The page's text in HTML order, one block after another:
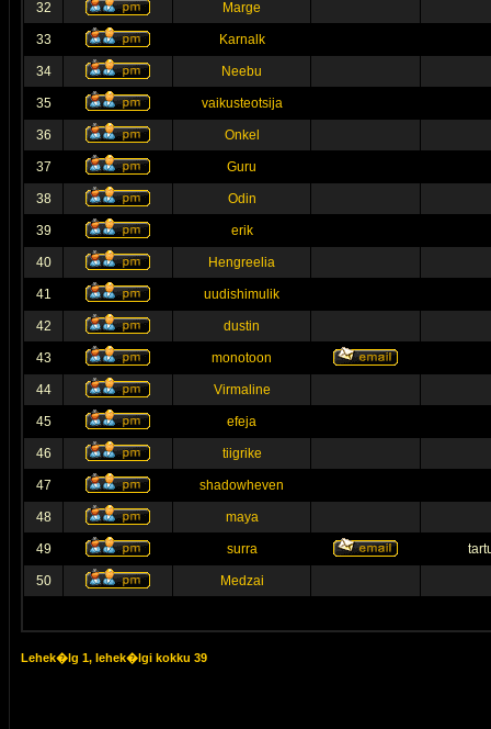
32 Marge
33 Karnalk
34 Neebu
35 vaikusteotsija
36 Onkel
37 Guru
38 Odin
39 erik
40 Hengreelia
41 uudishimulik
42 dustin
43 monotoon
44 Virmaline
45 efeja
46 tiigrike
47 shadowheven
48 maya
49 surra
50 Medzai
Lehek�lg 1, lehek�lgi kokku 39